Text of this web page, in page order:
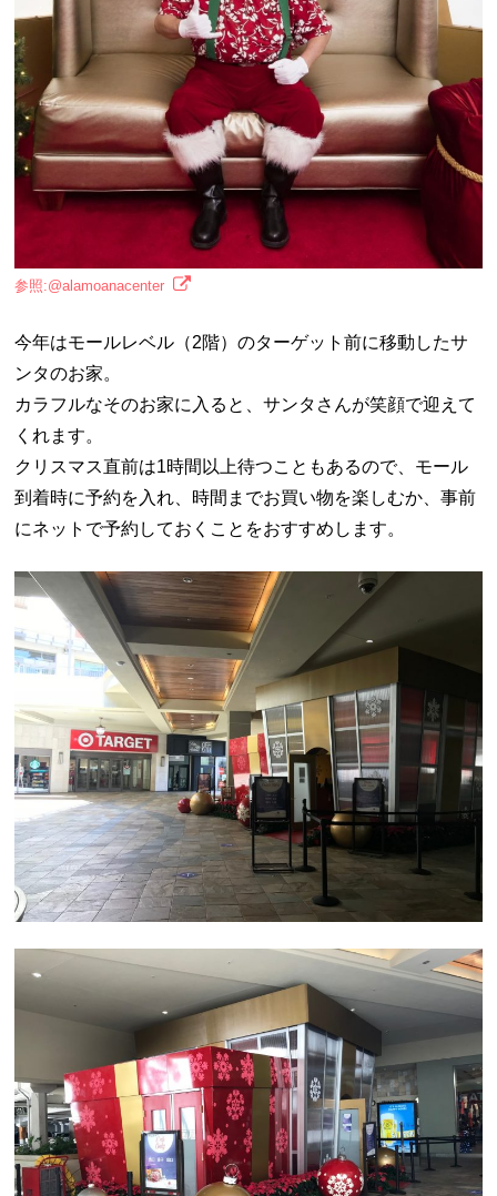
参照:@alamoanacenter
今年はモールレベル（2階）のターゲット前に移動したサ
ンタのお家。
カラフルなそのお家に入ると、サンタさんが笑顔で迎えて
くれます。
クリスマス直前は1時間以上待つこともあるので、モール
到着時に予約を入れ、時間までお買い物を楽しむか、事前
にネットで予約しておくことをおすすめします。